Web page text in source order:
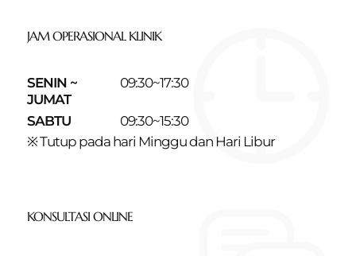
JAM OPERASIONAL KLINIK
SENIN ~
JUMAT
09:30~17:30
SABTU
09:30~15:30
※ Tutup pada hari Minggu dan Hari Libur
KONSULTASI ONLINE